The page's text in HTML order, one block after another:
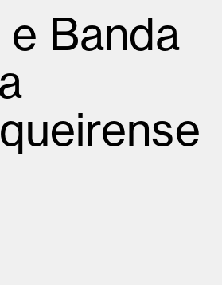
Banda